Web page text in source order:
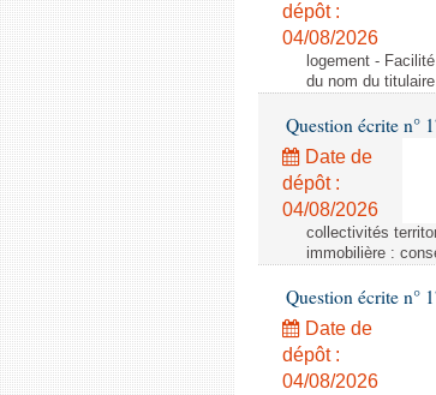
dépôt :
04/08/2026
logement -
du nom du
Question écrite n°
Date de
dépôt :
04/08/2026
collectivités
immobilière :
Question écrite n°
Date de
dépôt :
04/08/2026